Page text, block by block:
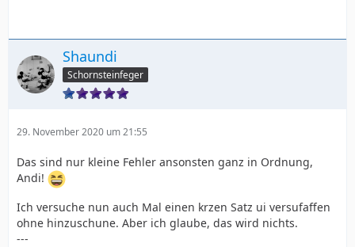
Shaundi
Schornsteinfeger
29. November 2020 um 21:55
Das sind nur kleine Fehler ansonsten ganz in Ordnung,
Andi!
Ich versuche nun auch Mal einen krzen Satz ui versufaffen
ohne hinzuschune. Aber ich glaube, das wird nichts.
---